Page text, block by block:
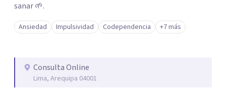
sanar 🌱.
Ansiedad Impulsividad Codependencia +7 más
Consulta Online
Lima, Arequipa 04001